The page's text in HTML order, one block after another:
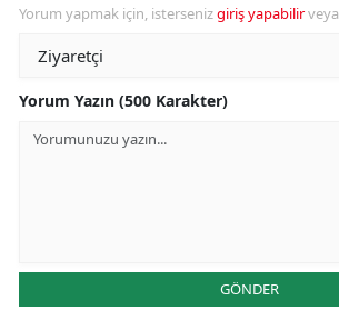
Yorum yapmak için, istersenizgiriş yapabilirveya
Yorum Yazın (500 Karakter)
GÖNDER